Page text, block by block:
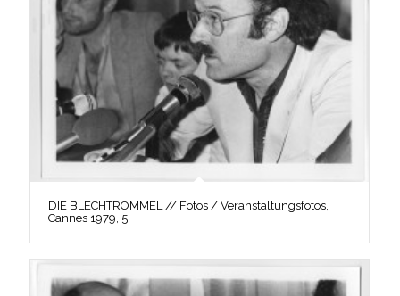
DIE BLECHTROMMEL // Fotos / Veranstaltungsfotos,
Cannes 1979, 5